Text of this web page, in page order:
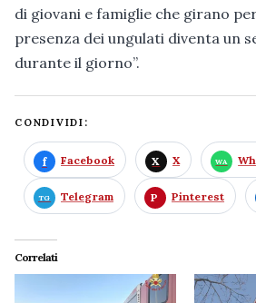
di giovani e famiglie che girano
presenza dei ungulati diventa un
durante il giorno”.
CONDIVIDI:
Facebook X
Telegram Pinterest
Correlati